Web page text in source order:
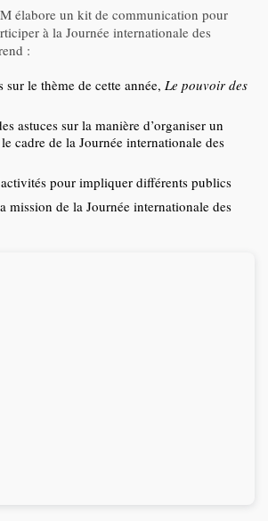
élabore un kit de communication pour
à la Journée internationale des
:
le thème de cette année, Le pouvoir des
astuces sur la manière d’organiser un
cadre de la Journée internationale des
pour impliquer différents publics
mission de la Journée internationale des